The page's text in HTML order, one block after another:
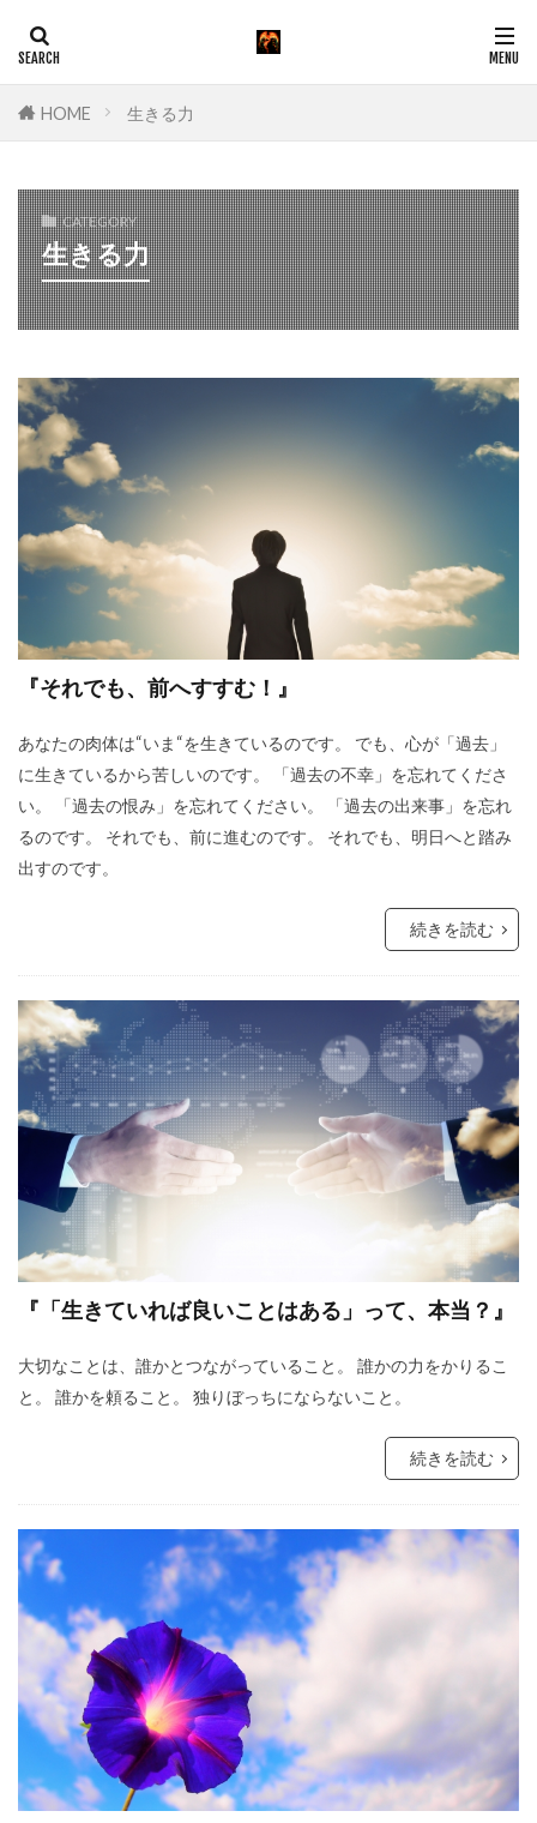
HOME 生きる力
CATEGORY
生きる力
『それでも、前へすすむ！』
あなたの肉体は“いま“を生きているのです。 でも、心が「過去」
に生きているから苦しいのです。 「過去の不幸」を忘れてくださ
い。 「過去の恨み」を忘れてください。 「過去の出来事」を忘れ
るのです。 それでも、前に進むのです。 それでも、明日へと踏み
出すのです。
続きを読む
『「生きていれば良いことはある」って、本当？』
大切なことは、誰かとつながっていること。 誰かの力をかりるこ
と。 誰かを頼ること。 独りぼっちにならないこと。
続きを読む
カテゴリー
タグ
0x18fb5fcc 0x914f7d9a
0xbcab8f89
命日
死を選択するとき 追悼